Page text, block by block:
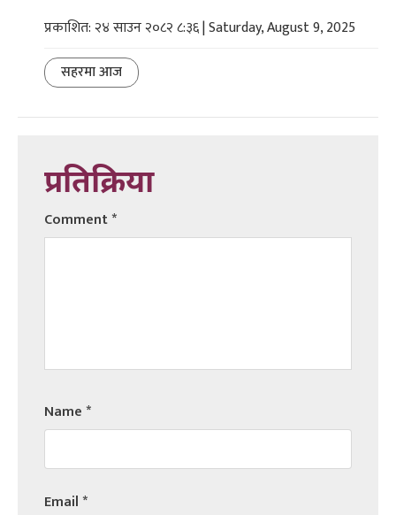
प्रकाशित: २४ साउन २०८२ ८:३६ | Saturday, August 9, 2025
सहरमा आज
प्रतिक्रिया
Comment*
Name*
Email*